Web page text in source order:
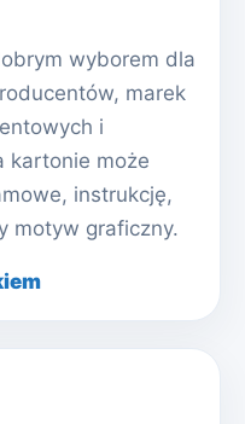
wyborem dla
marek
i
kartonie może
instrukcję,
motyw graficzny.